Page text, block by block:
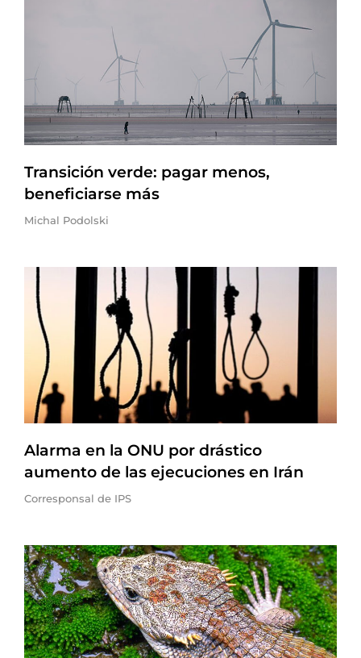
Transición verde: pagar menos,
beneficiarse más
Michal Podolski
Alarma en la ONU por drástico
aumento de las ejecuciones en Irán
Corresponsal de IPS